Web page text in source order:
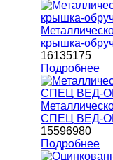
крышка-
16135175
Подробнее
СПЕЦ ВЕД-
15596980
Подробнее